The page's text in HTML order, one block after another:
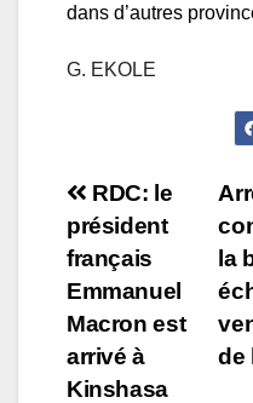
dans d’autres
G. EKOLE
de
l’article
la
de
RDC: le
président
français
Emmanuel
Macron est
arrivé à
Kinshasa